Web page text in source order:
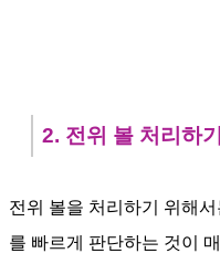
2. 전위 볼 처리하기
전위 볼을 처리하기 위해
를 빠르게 판단하는 것이